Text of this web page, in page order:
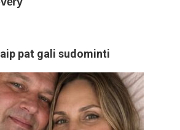
pat gali sudominti